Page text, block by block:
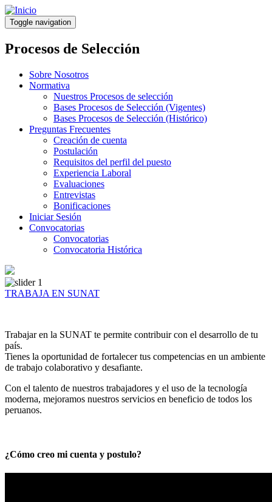
Pasar
al
contenido
principal
Toggle navigation
Procesos de Selección
Sobre Nosotros
Normativa
Nuestros Procesos de selección
Bases Procesos de Selección (Vigentes)
Bases Procesos de Selección (Histórico)
Preguntas Frecuentes
Creación de cuenta
Postulación
Requisitos del perfil del puesto
Experiencia Laboral
Evaluaciones
Entrevistas
Bonificaciones
Iniciar Sesión
Convocatorias
Convocatorias
Convocatoria Histórica
TRABAJA EN SUNAT
Trabajar en la SUNAT te permite contribuir con el desarrollo de tu
país.
Tienes la oportunidad de fortalecer tus competencias en un ambiente
de trabajo colaborativo y desafiante.
Con el talento de nuestros trabajadores y el uso de la tecnología
moderna, mejoramos nuestros servicios en beneficio de todos los
peruanos.
¿Cómo creo mi cuenta y postulo?